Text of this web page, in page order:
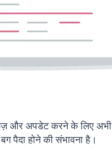
और अपडेट करने के लिए अभी
होने की संभावना है।